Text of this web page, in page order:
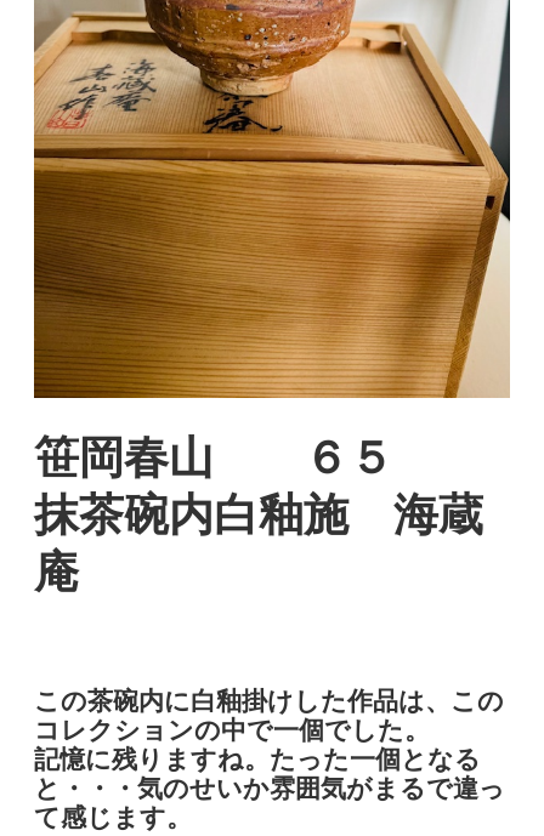
笹岡春山 ６５
抹茶碗内白釉施 海蔵
庵
この茶碗内に白釉掛けした作品は、この
コレクションの中で一個でした。
記憶に残りますね。たった一個となる
と・・・気のせいか雰囲気がまるで違っ
て感じます。